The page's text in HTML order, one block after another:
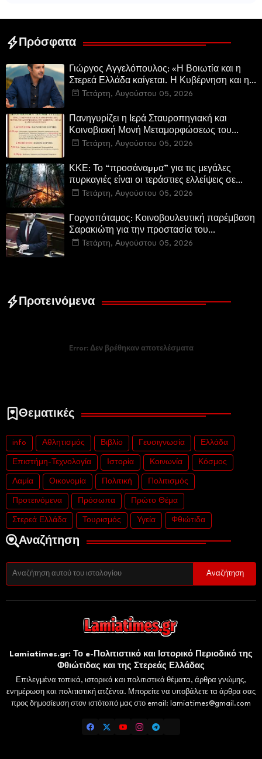
Πρόσφατα
Γιώργος Αγγελόπουλος: «Η Βοιωτία και η
Στερεά Ελλάδα καίγεται. Η Κυβέρνηση και η
Περιφερειακή Αρχή αυτοθαυμάζονται.»
Τετάρτη, Αυγούστου 05, 2026
Πανηγυρίζει η Ιερά Σταυροπηγιακή και
Κοινοβιακή Μονή Μεταμορφώσεως του
Σωτήρος Καμενων Βουρλων (Μονή Αγιάς ή
Τετάρτη, Αυγούστου 05, 2026
ΚΚΕ: Το “προσάναµµα” για τις μεγάλες
πυρκαγιές είναι οι τεράστιες ελλείψεις σε
µέσα και προσωπικό στην Πυροσβεστική και
Τετάρτη, Αυγούστου 05, 2026
Γοργοπόταμος: Κοινοβουλευτική παρέμβαση
Σαρακιώτη για την προστασία του
εμβληματικού φυσικού και ιστορικού
Τετάρτη, Αυγούστου 05, 2026
Προτεινόμενα
Error:Δεν βρέθηκαν αποτελέσματα
Θεματικές
info Αθλητισμός Βιβλίο Γευσιγνωσία Ελλάδα
Επιστήμη-Τεχνολογία Ιστορία Κοινωνία Κόσμος
Λαμία Οικονομία Πολιτική Πολιτισμός
Προτεινόμενα Πρόσωπα Πρώτο Θέμα
Στερεά Ελλάδα Τουρισμός Υγεία Φθιώτιδα
Αναζήτηση
Lamiatimes.gr: Το e-Πολιτιστικό και Ιστορικό Περιοδικό της
Φθιώτιδας και της Στερεάς Ελλάδας
Επιλεγμένα τοπικά, ιστορικά και πολιτιστικά θέματα, άρθρα γνώμης,
ενημέρωση και πολιτιστική ατζέντα. Μπορείτε να υποβάλετε τα άρθρα σας
προς δημοσίευση στον ιστότοπό μας στο email: lamiatimes@gmail.com